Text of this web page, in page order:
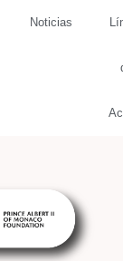
Noticias